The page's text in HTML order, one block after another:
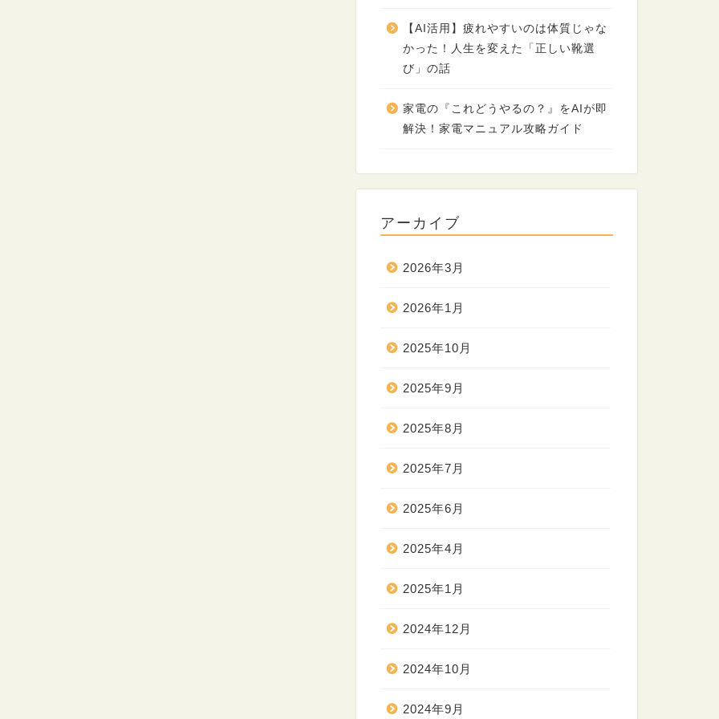
【AI活用】疲れやすいのは体質じゃな
かった！人生を変えた「正しい靴選
び」の話
家電の『これどうやるの？』をAIが即
解決！家電マニュアル攻略ガイド
アーカイブ
2026年3月
2026年1月
2025年10月
2025年9月
2025年8月
2025年7月
2025年6月
2025年4月
2025年1月
2024年12月
2024年10月
2024年9月